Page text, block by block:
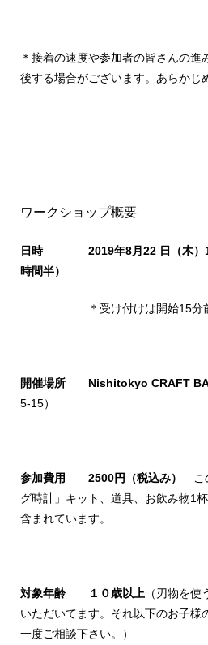
＊接着の速度や参加者の皆さんの
後する場合がございます。あらかじ
ワークショップ概要
日時 2019年8月22 日（木
時間半）
＊受け付けは開始15分前か
開催場所 Nishitokyo CRAFT
5-15）
参加費用 2500円（税込み）
グ時計」キット、道具、お飲み物1
含まれています。
対象年齢 １０歳以上 （刃物を
いただいてます。それ以下のお子様
一度ご相談下さい。）